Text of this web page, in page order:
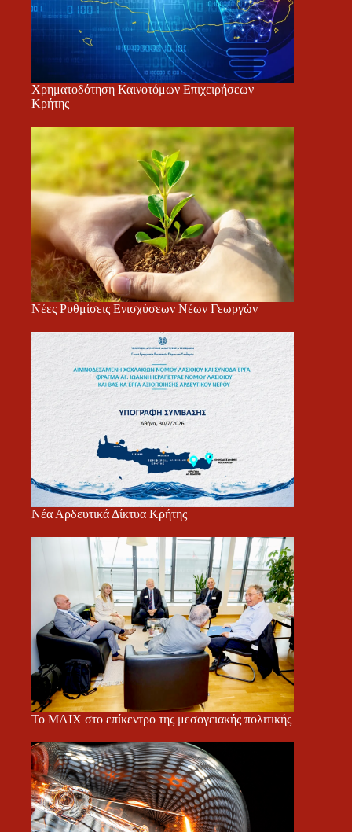
Χρηματοδότηση Καινοτόμων Επιχειρήσεων
Κρήτης
Νέες Ρυθμίσεις Ενισχύσεων Νέων Γεωργών
Νέα Αρδευτικά Δίκτυα Κρήτης
Το ΜΑΙΧ στο επίκεντρο της μεσογειακής πολιτικής